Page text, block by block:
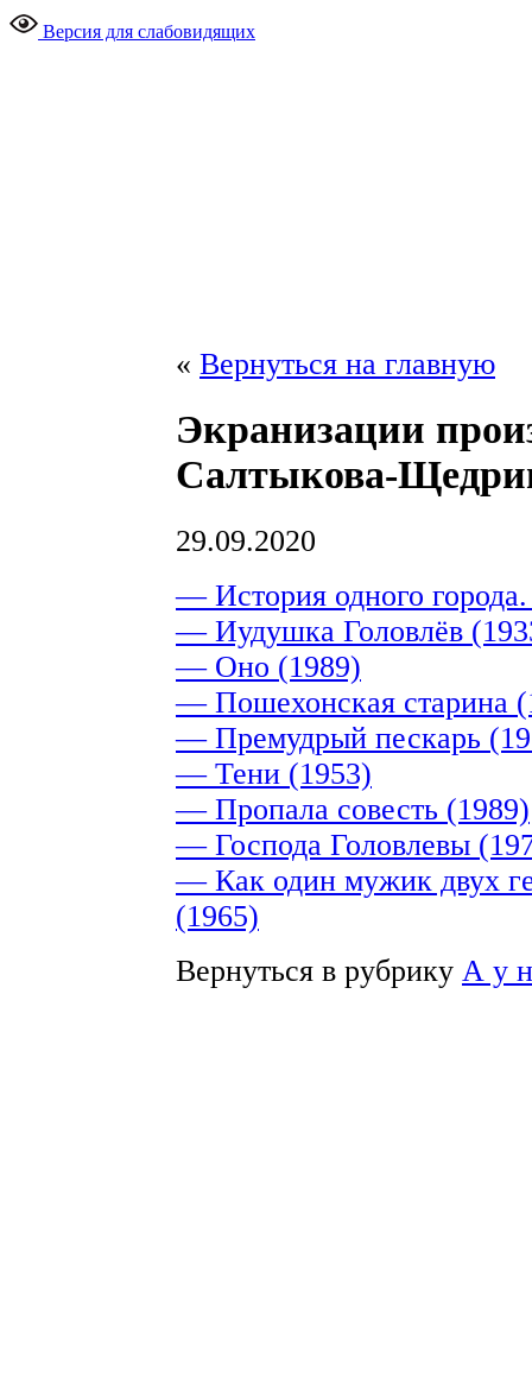
Версия для слабовидящих
« Вернуться на главную
Экранизации
Салтыкова-
29.09.2020
— История одного
— Иудушка Головлёв
— Оно (1989)
— Пошехонская старина
— Премудрый пескарь
— Тени (1953)
— Пропала совесть (1989)
— Господа Головлевы
— Как один мужик двух
(1965)
Вернуться в рубрику А у